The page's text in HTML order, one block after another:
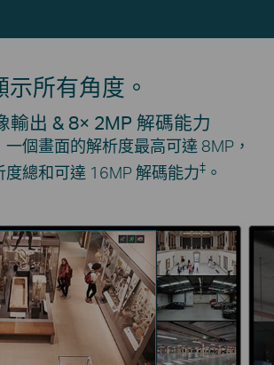
所有角度。
輸出 & 8× 2MP 解碼能力
個畫面的解析度最高可達 8MP，
度總和可達 16MP 解碼能力‡ 。